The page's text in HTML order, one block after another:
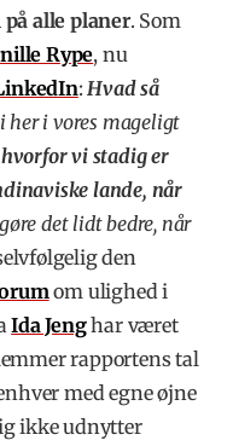
alle planer. Som
Rype, nu
: Hvad så
her i vores mageligt
hvorfor vi stadig er
lande, når
det lidt bedre, når
den
om ulighed i
Ida Jenghar været
rapportens tal
med egne øjne
ikke udnytter